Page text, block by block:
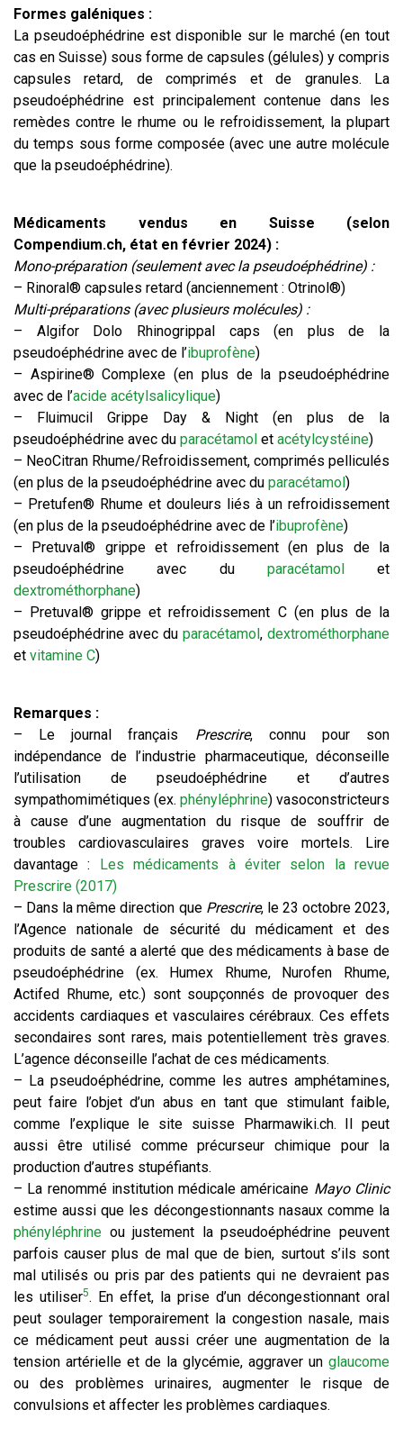
Formes galéniques :
La pseudoéphédrine est disponible sur le marché (en tout
cas en Suisse) sous forme de capsules (gélules) y compris
capsules retard, de comprimés et de granules. La
pseudoéphédrine est principalement contenue dans les
remèdes contre le rhume ou le refroidissement, la plupart
du temps sous forme composée (avec une autre molécule
que la pseudoéphédrine).
Médicaments vendus en Suisse (selon
Compendium.ch, état en février 2024) :
Mono-préparation (seulement avec la pseudoéphédrine) :
– Rinoral® capsules retard (anciennement : Otrinol®)
Multi-préparations (avec plusieurs molécules) :
– Algifor Dolo Rhinogrippal caps (en plus de la
pseudoéphédrine avec de l’ibuprofène)
– Aspirine® Complexe (en plus de la pseudoéphédrine
avec de l’acide acétylsalicylique)
– Fluimucil Grippe Day & Night (en plus de la
pseudoéphédrine avec du paracétamol et acétylcystéine)
– NeoCitran Rhume/Refroidissement, comprimés pelliculés
(en plus de la pseudoéphédrine avec du paracétamol)
– Pretufen® Rhume et douleurs liés à un refroidissement
(en plus de la pseudoéphédrine avec de l’ibuprofène)
– Pretuval® grippe et refroidissement (en plus de la
pseudoéphédrine avec du paracétamolet
dextrométhorphane)
– Pretuval® grippe et refroidissement C (en plus de la
pseudoéphédrine avec du paracétamol, dextrométhorphane
et vitamine C)
Remarques :
– Le journal français Prescrire, connu pour son
indépendance de l’industrie pharmaceutique, déconseille
l’utilisation de pseudoéphédrine et d’autres
sympathomimétiques (ex. phényléphrine) vasoconstricteurs
à cause d’une augmentation du risque de souffrir de
troubles cardiovasculaires graves voire mortels. Lire
davantage : Les médicaments à éviter selon la revue
Prescrire (2017)
– Dans la même direction que Prescrire, le 23 octobre 2023,
l’Agence nationale de sécurité du médicament et des
produits de santé a alerté que des médicaments à base de
pseudoéphédrine (ex. Humex Rhume, Nurofen Rhume,
Actifed Rhume, etc.) sont soupçonnés de provoquer des
accidents cardiaques et vasculaires cérébraux. Ces effets
secondaires sont rares, mais potentiellement très graves.
L’agence déconseille l’achat de ces médicaments.
– La pseudoéphédrine, comme les autres amphétamines,
peut faire l’objet d’un abus en tant que stimulant faible,
comme l’explique le site suisse Pharmawiki.ch. Il peut
aussi être utilisé comme précurseur chimique pour la
production d’autres stupéfiants.
– La renommé institution médicale américaine Mayo Clinic
estime aussi que les décongestionnants nasaux comme la
phényléphrine ou justement la pseudoéphédrine peuvent
parfois causer plus de mal que de bien, surtout s’ils sont
mal utilisés ou pris par des patients qui ne devraient pas
les utiliser5. En effet, la prise d’un décongestionnant oral
peut soulager temporairement la congestion nasale, mais
ce médicament peut aussi créer une augmentation de la
tension artérielle et de la glycémie, aggraver un glaucome
ou des problèmes urinaires, augmenter le risque de
convulsions et affecter les problèmes cardiaques.